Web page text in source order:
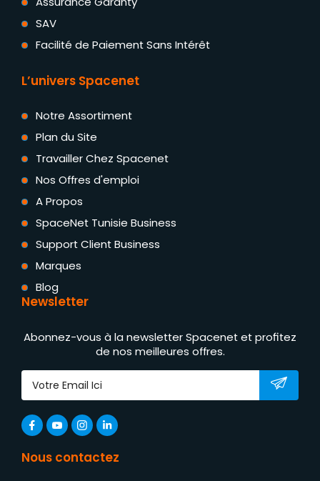
SAV
Facilité de Paiement Sans Intérêt
L’univers Spacenet
Notre Assortiment
Plan du Site
Travailler Chez Spacenet
Nos Offres d'emploi
A Propos
SpaceNet Tunisie Business
Support Client Business
Marques
Blog
Newsletter
Abonnez-vous à la newsletter Spacenet et profitez
de nos meilleures offres.
Nous contactez